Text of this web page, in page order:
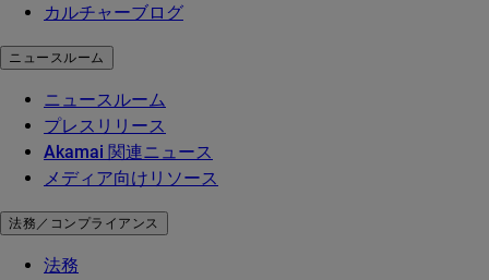
カルチャーブログ
ニュースルーム
ニュースルーム
プレスリリース
Akamai 関連ニュース
メディア向けリソース
法務／コンプライアンス
法務